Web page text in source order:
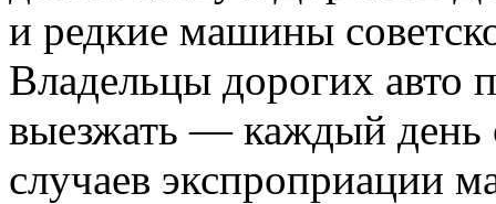
и редкие машины
Владельцы дорогих авто
выезжать — каждый день
случаев экспроприации